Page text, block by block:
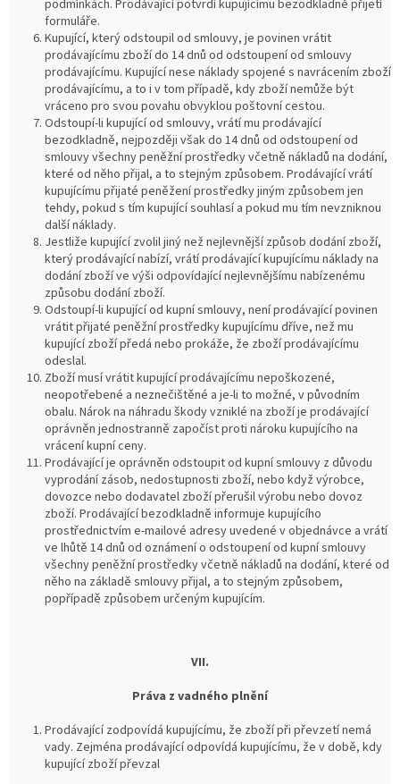
podmínkách. Prodávající potvrdí kupujícímu bezodkladně přijetí
formuláře.
Kupující, který odstoupil od smlouvy, je povinen vrátit
prodávajícímu zboží do 14 dnů od odstoupení od smlouvy
prodávajícímu. Kupující nese náklady spojené s navrácením zboží
prodávajícímu, a to i v tom případě, kdy zboží nemůže být
vráceno pro svou povahu obvyklou poštovní cestou.
Odstoupí-li kupující od smlouvy, vrátí mu prodávající
bezodkladně, nejpozději však do 14 dnů od odstoupení od
smlouvy všechny peněžní prostředky včetně nákladů na dodání,
které od něho přijal, a to stejným způsobem. Prodávající vrátí
kupujícímu přijaté peněžení prostředky jiným způsobem jen
tehdy, pokud s tím kupující souhlasí a pokud mu tím nevzniknou
další náklady.
Jestliže kupující zvolil jiný než nejlevnější způsob dodání zboží,
který prodávající nabízí, vrátí prodávající kupujícímu náklady na
dodání zboží ve výši odpovídající nejlevnějšímu nabízenému
způsobu dodání zboží.
Odstoupí-li kupující od kupní smlouvy, není prodávající povinen
vrátit přijaté peněžní prostředky kupujícímu dříve, než mu
kupující zboží předá nebo prokáže, že zboží prodávajícímu
odeslal.
Zboží musí vrátit kupující prodávajícímu nepoškozené,
neopotřebené a neznečištěné a je-li to možné, v původním
obalu. Nárok na náhradu škody vzniklé na zboží je prodávající
oprávněn jednostranně započíst proti nároku kupujícího na
vrácení kupní ceny.
Prodávající je oprávněn odstoupit od kupní smlouvy z důvodu
vyprodání zásob, nedostupnosti zboží, nebo když výrobce,
dovozce nebo dodavatel zboží přerušil výrobu nebo dovoz
zboží. Prodávající bezodkladně informuje kupujícího
prostřednictvím e-mailové adresy uvedené v objednávce a vrátí
ve lhůtě 14 dnů od oznámení o odstoupení od kupní smlouvy
všechny peněžní prostředky včetně nákladů na dodání, které od
něho na základě smlouvy přijal, a to stejným způsobem,
popřípadě způsobem určeným kupujícím.
VII.
Práva z vadného plnění
Prodávající zodpovídá kupujícímu, že zboží při převzetí nemá
vady. Zejména prodávající odpovídá kupujícímu, že v době, kdy
kupující zboží převzal